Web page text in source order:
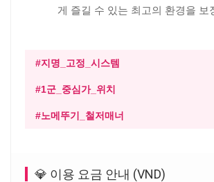
게 즐길 수 있는 최고의 환경을 보
#지명_고정_시스템
#1군_중심가_위치
#노메뚜기_철저매너
💎 이용 요금 안내 (VND)